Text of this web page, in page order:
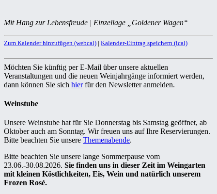
Mit Hang zur Lebensfreude | Einzellage „Goldener Wagen“
Zum Kalender hinzufügen (webcal) | Kalender-Eintrag speichern (ical)
Möchten Sie künftig per E-Mail über unsere aktuellen
Veranstaltungen und die neuen Weinjahrgänge informiert werden,
dann können Sie sich hierfür den Newsletter anmelden.
Weinstube
Unsere Weinstube hat für Sie Donnerstag bis Samstag geöffnet, ab
Oktober auch am Sonntag. Wir freuen uns auf Ihre Reservierungen.
Bitte beachten Sie unsere Themenabende.
Bitte beachten Sie unsere lange Sommerpause vom
23.06.-30.08.2026. Sie finden uns in dieser Zeit im Weingarten
mit kleinen Köstlichkeiten, Eis, Wein und natürlich unserem
Frozen Rosé.